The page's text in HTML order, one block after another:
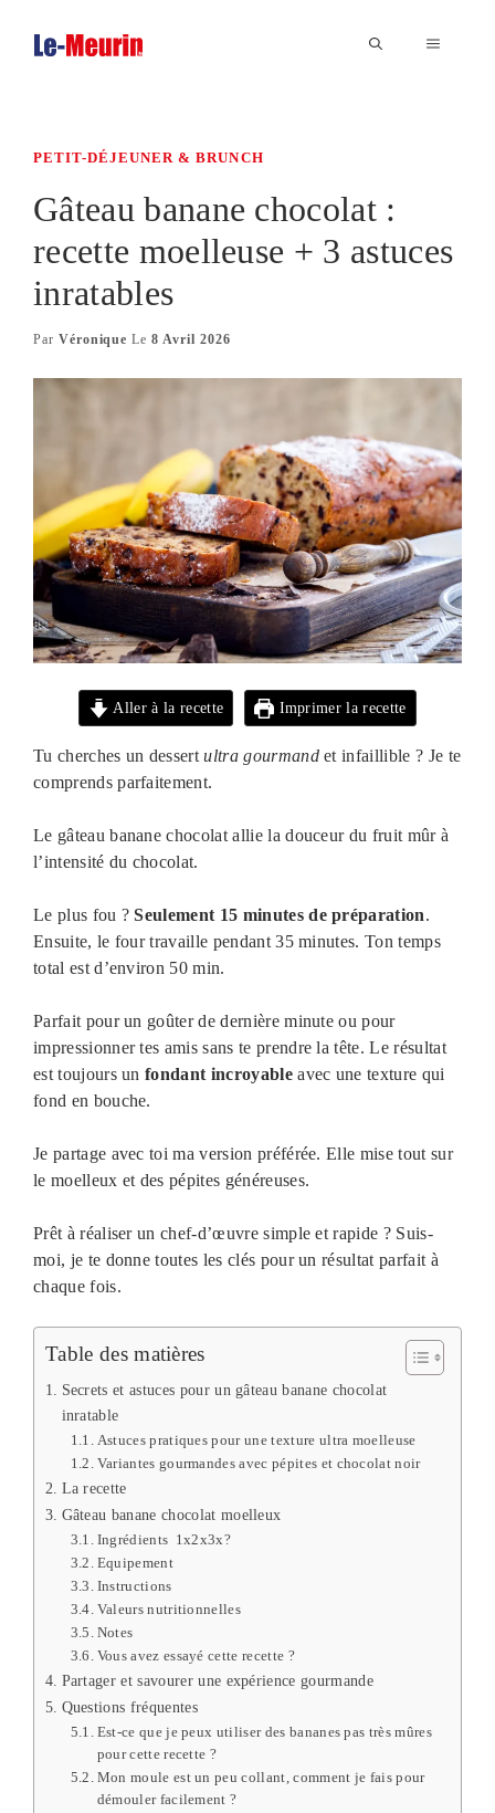
MENU
PETIT-DÉJEUNER & BRUNCH
Gâteau banane chocolat :
recette moelleuse + 3 astuces
inratables
Par Véronique Le8 Avril 2026
Aller à la recette Imprimer la recette
Tu cherches un dessertultra gourmandet infaillible ? Je te
comprends parfaitement.
Le gâteau banane chocolat allie la douceur du fruit mûr à
l’intensité du chocolat.
Le plus fou ?Seulement 15 minutes de préparation.
Ensuite, le four travaille pendant 35 minutes. Ton temps
total est d’environ 50 min.
Parfait pour un goûter de dernière minute ou pour
impressionner tes amis sans te prendre la tête. Le résultat
est toujours unfondant incroyableavec une texture qui
fond en bouche.
Je partage avec toi ma version préférée. Elle mise tout sur
le moelleux et des pépites généreuses.
Prêt à réaliser un chef-d’œuvre simple et rapide ? Suis-
moi, je te donne toutes les clés pour un résultat parfait à
chaque fois.
Table des matières
Secrets et astuces pour un gâteau banane chocolat
inratable
Astuces pratiques pour une texture ultra moelleuse
Variantes gourmandes avec pépites et chocolat noir
La recette
Gâteau banane chocolat moelleux
Ingrédients 1x2x3x?
Equipement
Instructions
Valeurs nutritionnelles
Notes
Vous avez essayé cette recette ?
Partager et savourer une expérience gourmande
Questions fréquentes
Est-ce que je peux utiliser des bananes pas très mûres
pour cette recette ?
Mon moule est un peu collant, comment je fais pour
démouler facilement ?